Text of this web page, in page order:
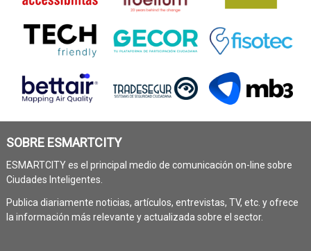
SOBRE ESMARTCITY
ESMARTCITY es el principal medio de comunicación on-line sobre
Ciudades Inteligentes.
Publica diariamente noticias, artículos, entrevistas, TV, etc. y ofrece
la información más relevante y actualizada sobre el sector.